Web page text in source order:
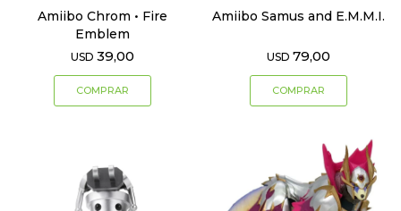
Amiibo Chrom • Fire
Emblem
USD 39,00
Amiibo Samus and E.M.M.I.
USD 79,00